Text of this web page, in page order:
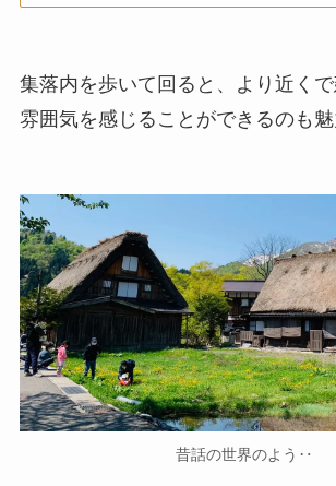
集落内を歩いて回ると、より近く
雰囲気を感じることができるのも魅
昔話の世界のよう‥